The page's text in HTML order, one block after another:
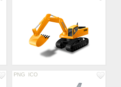
PNG ICO